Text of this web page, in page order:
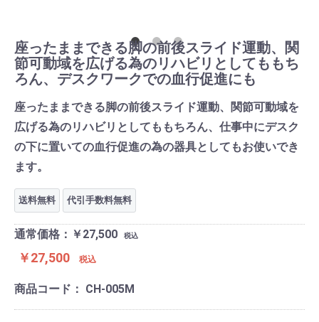
座ったままできる脚の前後スライド運動、関
節可動域を広げる為のリハビリとしてももち
ろん、デスクワークでの血行促進にも
座ったままできる脚の前後スライド運動、関節可動域を
広げる為のリハビリとしてももちろん、仕事中にデスク
の下に置いての血行促進の為の器具としてもお使いでき
ます。
送料無料 代引手数料無料
通常価格：￥27,500 税込
￥27,500 税込
商品コード： CH-005M